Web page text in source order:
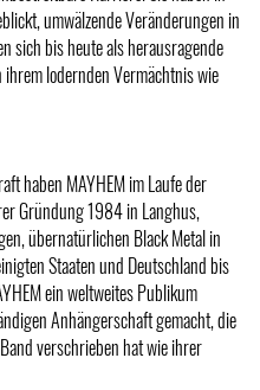
umwälzende Veränderungen in
sich bis heute als herausragende
lodernden Vermächtnis wie
haben MAYHEM im Laufe der
Gründung 1984 in Langhus,
übernatürlichen Black Metal in
Staaten und Deutschland bis
ein weltweites Publikum
Anhängerschaft gemacht, die
verschrieben hat wie ihrer